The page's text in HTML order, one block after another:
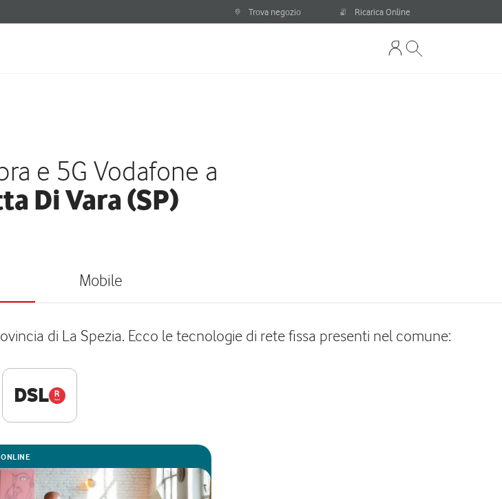
Trova negozio Ricarica Online
e 5G Vodafone a
Di Vara (SP)
Mobile
di La Spezia. Ecco le tecnologie di rete fissa presenti nel comune:
DSL
ONLINE